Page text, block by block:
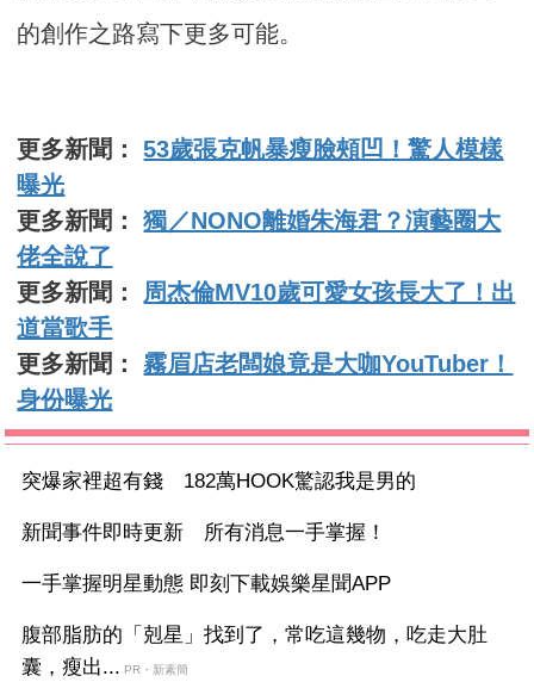
的創作之路寫下更多可能。
更多新聞：53歲張克帆暴瘦臉頰凹！驚人模樣
曝光
更多新聞：獨／NONO離婚朱海君？演藝圈大
佬全說了
更多新聞： 周杰倫MV10歲可愛女孩長大了！出
道當歌手
更多新聞：霧眉店老闆娘竟是大咖YouTuber！
身份曝光
突爆家裡超有錢 182萬HOOK驚認我是男的
新聞事件即時更新 所有消息一手掌握！
一手掌握明星動態 即刻下載娛樂星聞APP
腹部脂肪的「剋星」找到了，常吃這幾物，吃走大肚
囊，瘦出... PR・新素簡